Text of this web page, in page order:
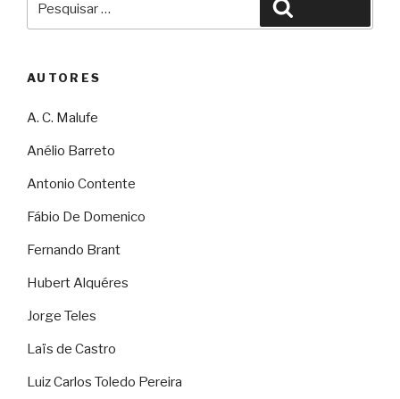
por:
AUTORES
A. C. Malufe
Anélio Barreto
Antonio Contente
Fábio De Domenico
Fernando Brant
Hubert Alquéres
Jorge Teles
Laïs de Castro
Luiz Carlos Toledo Pereira